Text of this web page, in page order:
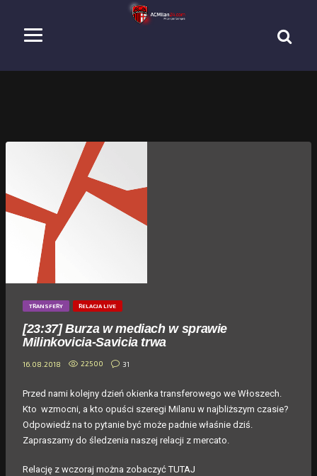
TRANSFERY RELACJA LIVE
[23:37] Burza w mediach w sprawie
Milinkovicia-Savicia trwa
16.08.2018 22500 31
Przed nami kolejny dzień okienka transferowego we Włoszech.
Kto wzmocni, a kto opuści szeregi Milanu w najbliższym czasie?
Odpowiedź na to pytanie być może padnie właśnie dziś.
Zapraszamy do śledzenia naszej relacji z mercato.
Relację z wczoraj można zobaczyćTUTAJ